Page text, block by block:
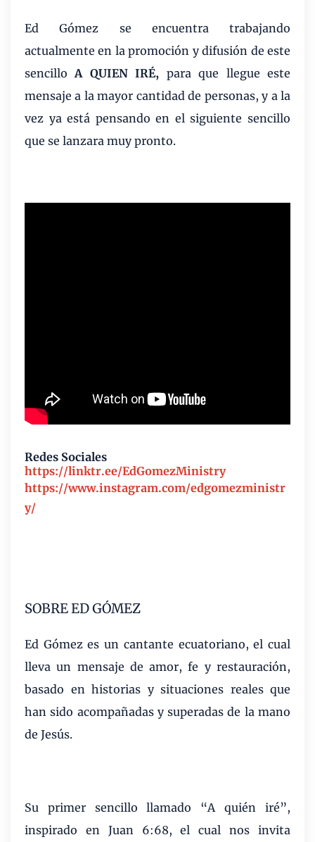
Ed Gómez se encuentra trabajando
actualmente en la promoción y difusión de este
sencilloA QUIEN IRÉ, para que llegue este
mensaje a la mayor cantidad de personas, y a la
vez ya está pensando en el siguiente sencillo
que se lanzara muy pronto.
Redes Sociales
https://linktr.ee/EdGomezMinistry
https://www.instagram.com/edgomezministr
y/
SOBRE ED GÓMEZ
Ed Gómez es un cantante ecuatoriano, el cual
lleva un mensaje de amor, fe y restauración,
basado en historias y situaciones reales que
han sido acompañadas y superadas de la mano
de Jesús.
Su primer sencillo llamado “A quién iré”,
inspirado en Juan 6:68, el cual nos invita